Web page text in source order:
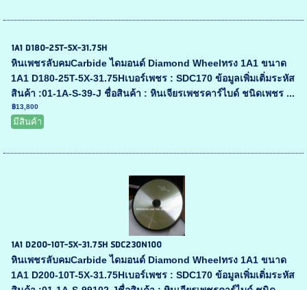
1A1 D180-25T-5X-31.75H
หินเพชรลับคมCarbide ไดมอนด์ Diamond Wheelทรง 1A1 ขนาด
1A1 D180-25T-5X-31.75Hเบอร์เพชร : SDC170 ข้อมูลเพิ่มเติ่มระหัส
สินค้า :01-1A-S-39-J ชื่อสินค้า : หินเจียรเพชรคาร์ไบด์ ชนิดเพชร ...
฿13,800
มีสินค้า
1A1 D200-10T-5X-31.75H SDC230N100
หินเพชรลับคมCarbide ไดมอนด์ Diamond Wheelทรง 1A1 ขนาด
1A1 D200-10T-5X-31.75Hเบอร์เพชร : SDC170 ข้อมูลเพิ่มเติ่มระหัส